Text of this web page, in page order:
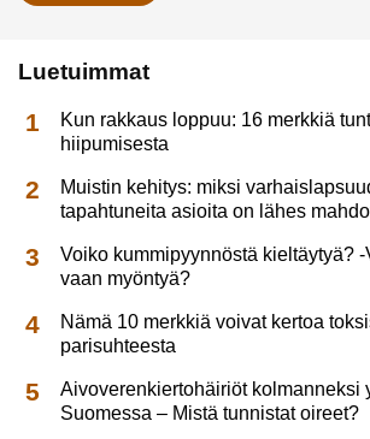
Luetuimmat
Kun rakkaus loppuu: 16 merkkiä
hiipumisesta
Muistin kehitys: miksi
tapahtuneita asioita on lähes
Voiko kummipyynnöstä kieltäytyä?
vaan myöntyä?
Nämä 10 merkkiä voivat kertoa
parisuhteesta
Aivoverenkiertohäiriöt kolmanneksi
Suomessa – Mistä tunnistat oireet?